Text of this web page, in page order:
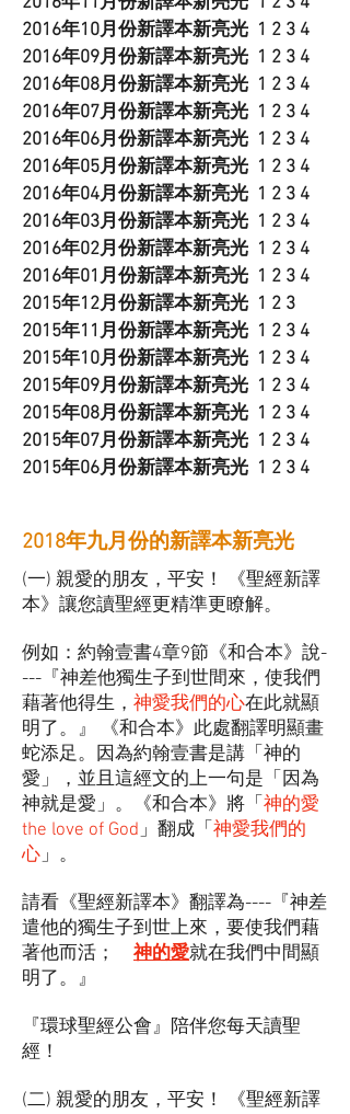
2016年10月份新譯本新亮光 1 2 3 4
2016年09月份新譯本新亮光 1 2 3 4
2016年08月份新譯本新亮光 1 2 3 4
2016年07月份新譯本新亮光 1 2 3 4
2016年06月份新譯本新亮光 1 2 3 4
2016年05月份新譯本新亮光 1 2 3 4
2016年04月份新譯本新亮光 1 2 3 4
2016年03月份新譯本新亮光 1 2 3 4
2016年02月份新譯本新亮光 1 2 3 4
2016年01月份新譯本新亮光 1 2 3 4
2015年12月份新譯本新亮光 1 2 3
2015年11月份新譯本新亮光 1 2 3 4
2015年10月份新譯本新亮光 1 2 3 4
2015年09月份新譯本新亮光 1 2 3 4
2015年08月份新譯本新亮光 1 2 3 4
2015年07月份新譯本新亮光 1 2 3 4
2015年06月份新譯本新亮光 1 2 3 4
2018年九月份的新譯本新亮光
(一) 親愛的朋友，平安！ 《聖經新譯
本》讓您讀聖經更精準更瞭解。
例如：約翰壹書4章9節《和合本》說-
---『神差他獨生子到世間來，使我們
藉著他得生， 神愛我們的心在此就顯
明了。』 《和合本》此處翻譯明顯畫
蛇添足。因為約翰壹書是講「神的
愛」，並且這經文的上一句是「因為
神就是愛」。《和合本》將「 神的愛
the love of God」翻成「 神愛我們的
心」。
請看《聖經新譯本》翻譯為----『神差
遣他的獨生子到世上來，要使我們藉
著他而活；神的愛就在我們中間顯
明了。』
『環球聖經公會』陪伴您每天讀聖
經！
(二) 親愛的朋友，平安！ 《聖經新譯